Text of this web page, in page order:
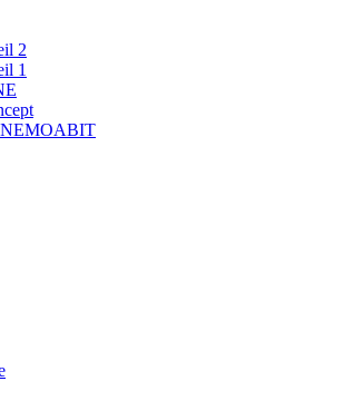
2
1